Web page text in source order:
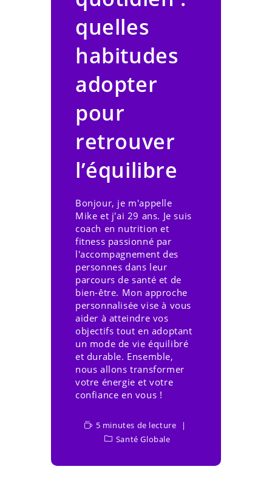
quelles
habitudes
adopter
pour
retrouver
l’équilibre
Bonjour, je m'appelle
Mike et j'ai 29 ans. Je suis
coach en nutrition et
fitness passionné par
l'accompagnement des
personnes dans leur
parcours de santé et de
bien-être. Mon approche
personnalisée vise à vous
aider à atteindre vos
objectifs tout en adoptant
un mode de vie équilibré
et durable. Ensemble,
nous allons transformer
votre énergie et votre
confiance en vous !
5 minutes de lecture
Santé Globale